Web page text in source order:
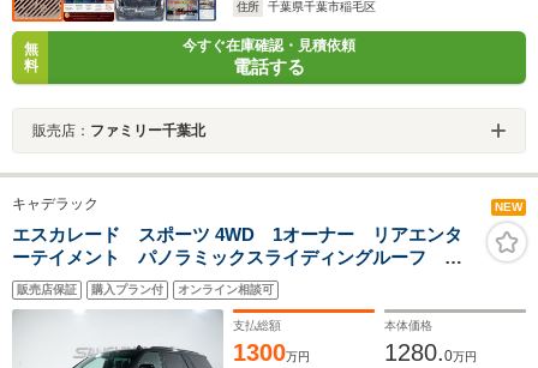
住所
千葉県千葉市稲毛区
無
料
今すぐ在庫確認・見積依頼
電話する
販売店： ファミリー千葉北
キャデラック NEW
エスカレード スポーツ 4WD 1オーナー リアエンタ
ーテイメント パノラミックスライディングルーフ 純
正22インチAW シートヒーター AKGプレミアムサウ
ンド ブラックレザーシート ベンチレーション ETC
販売店保証 購入プラン付 オンライン相談可
支払総額
1300万円
本体価格
1280.0万円